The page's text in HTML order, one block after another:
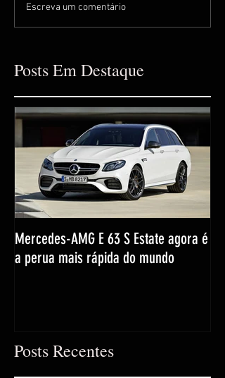
Escreva um comentário
Posts Em Destaque
Mercedes-AMG E 63 S Estate agora é
a perua mais rápida do mundo
Posts Recentes